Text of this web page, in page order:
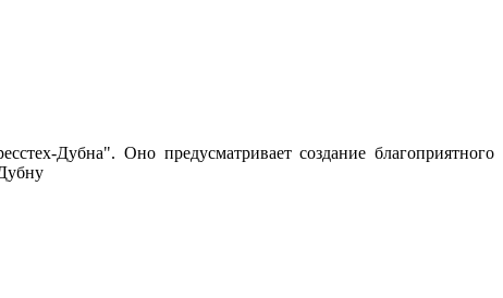
Дубна". Оно предусматривает создание благоприятного